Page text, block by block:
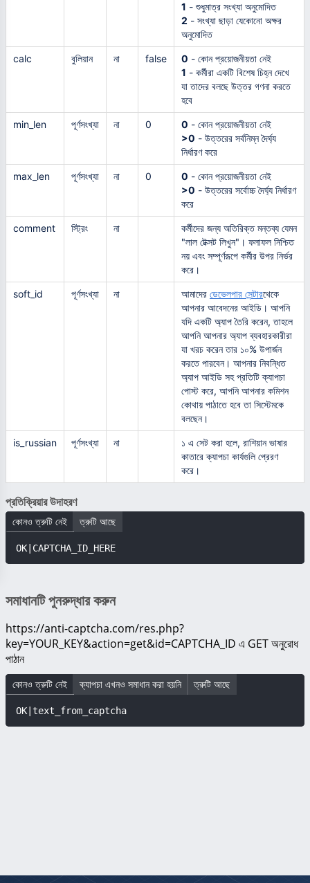
1 - শুধুমাত্র সংখ্যা অনুমোদিত
2 - সংখ্যা ছাড়া যেকোনো অক্ষর
অনুমোদিত
calc বুলিয়ান না false 0 - কোন প্রয়োজনীয়তা নেই
1 - কর্মীরা একটি বিশেষ চিহ্ন দেখে
যা তাদের বলছে উত্তর গণনা করতে
হবে
min_len পূর্ণসংখ্যা না 0 0 - কোন প্রয়োজনীয়তা নেই
>0 - উত্তরের সর্বনিম্ন দৈর্ঘ্য
নির্ধারণ করে
max_len পূর্ণসংখ্যা না 0 0 - কোন প্রয়োজনীয়তা নেই
>0 - উত্তরের সর্বোচ্চ দৈর্ঘ্য নির্ধারণ
করে
comment স্ট্রিং না
কর্মীদের জন্য অতিরিক্ত মন্তব্য যেমন
"লাল টেক্সট লিখুন"। ফলাফল নিশ্চিত
নয় এবং সম্পূর্ণরূপে কর্মীর উপর নির্ভর
করে।
soft_id পূর্ণসংখ্যা না আমাদের ডেভেলপার সেন্টারথেকে
আপনার আবেদনের আইডি। আপনি
যদি একটি অ্যাপ তৈরি করেন, তাহলে
আপনি আপনার অ্যাপ ব্যবহারকারীরা
যা খরচ করেন তার ১০% উপার্জন
করতে পারবেন। আপনার নিবন্ধিত
অ্যাপ আইডি সহ প্রতিটি ক্যাপচা
পোস্ট করে, আপনি আপনার কমিশন
কোথায় পাঠাতে হবে তা সিস্টেমকে
বলছেন।
is_russian পূর্ণসংখ্যা না
১ এ সেট করা হলে, রাশিয়ান ভাষার
কাতারে ক্যাপচা কার্যগুলি প্রেরণ
করে।
প্রতিক্রিয়ার উদাহরণ
কোনও ত্রুটি নেই ত্রুটি আছে
OK|CAPTCHA_ID_HERE
সমাধানটি পুনরুদ্ধার করুন
https://anti-captcha.com/res.php?
key=YOUR_KEY&action=get&id=CAPTCHA_ID এ GET অনুরোধ
পাঠান
কোনও ত্রুটি নেই ক্যাপচা এখনও সমাধান করা হয়নি ত্রুটি আছে
OK|text_from_captcha